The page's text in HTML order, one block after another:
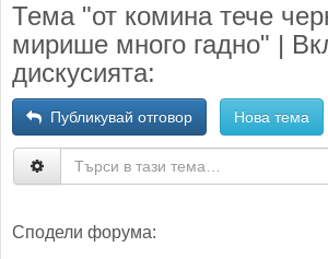
Тема "от комина тече
мирише много гадно" |
дискусията:
Публикувай отговор Нова тема
Сподели форума: